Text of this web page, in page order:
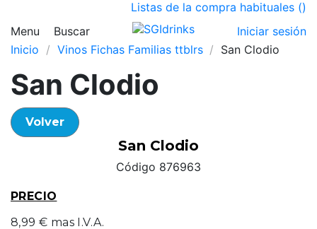
Listas de la compra habituales ()
Menu
Buscar
Iniciar sesión
Inicio
Vinos Fichas Familias ttblrs San Clodio
San Clodio
Volver
San Clodio
Código 876963
PRECIO
8,99 € mas I.V.A.